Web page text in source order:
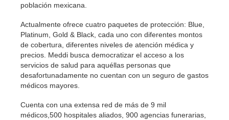
población mexicana.
Actualmente ofrece cuatro paquetes de protección: Blue,
Platinum, Gold & Black, cada uno con diferentes montos
de cobertura, diferentes niveles de atención médica y
precios. Meddi busca democratizar el acceso a los
servicios de salud para aquéllas personas que
desafortunadamente no cuentan con un seguro de gastos
médicos mayores.
Cuenta con una extensa red de más de 9 mil
médicos,500 hospitales aliados, 900 agencias funerarias,